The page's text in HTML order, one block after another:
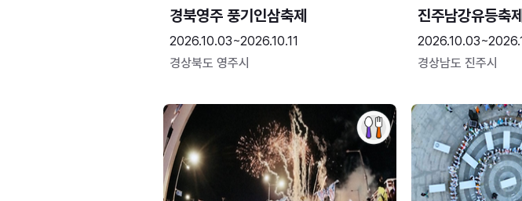
경북영주 풍기인삼축제
2026.10.03~2026.10.11
경상북도 영주시
진주남강유등축제
경상남도 진주시